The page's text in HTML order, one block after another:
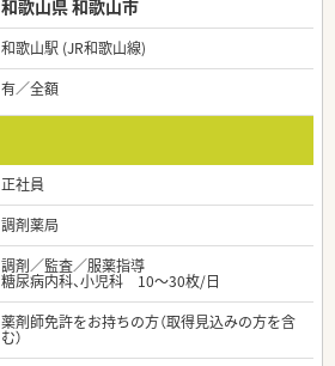
和歌山県 和歌山市
和歌山駅 (JR和歌山線)
有／全額
正社員
調剤薬局
調剤／監査／服薬指導
糖尿病内科、小児科 10～30枚/日
薬剤師免許をお持ちの方（取得見込みの方を含
む）